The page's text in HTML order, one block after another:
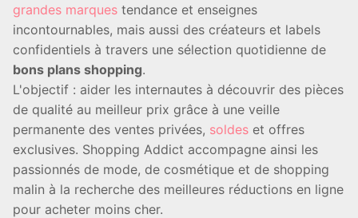
grandes marques tendance et enseignes
incontournables, mais aussi des créateurs et labels
confidentiels à travers une sélection quotidienne de
bons plans shopping.
L'objectif : aider les internautes à découvrir des pièces
de qualité au meilleur prix grâce à une veille
permanente des ventes privées, soldes et offres
exclusives. Shopping Addict accompagne ainsi les
passionnés de mode, de cosmétique et de shopping
malin à la recherche des meilleures réductions en ligne
pour acheter moins cher.